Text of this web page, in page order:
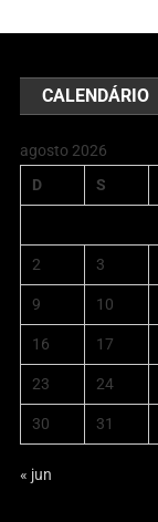
CALENDÁRIO
agosto 2026
D
S
2 3
9 10
16 17
23 24
30 31
« jun